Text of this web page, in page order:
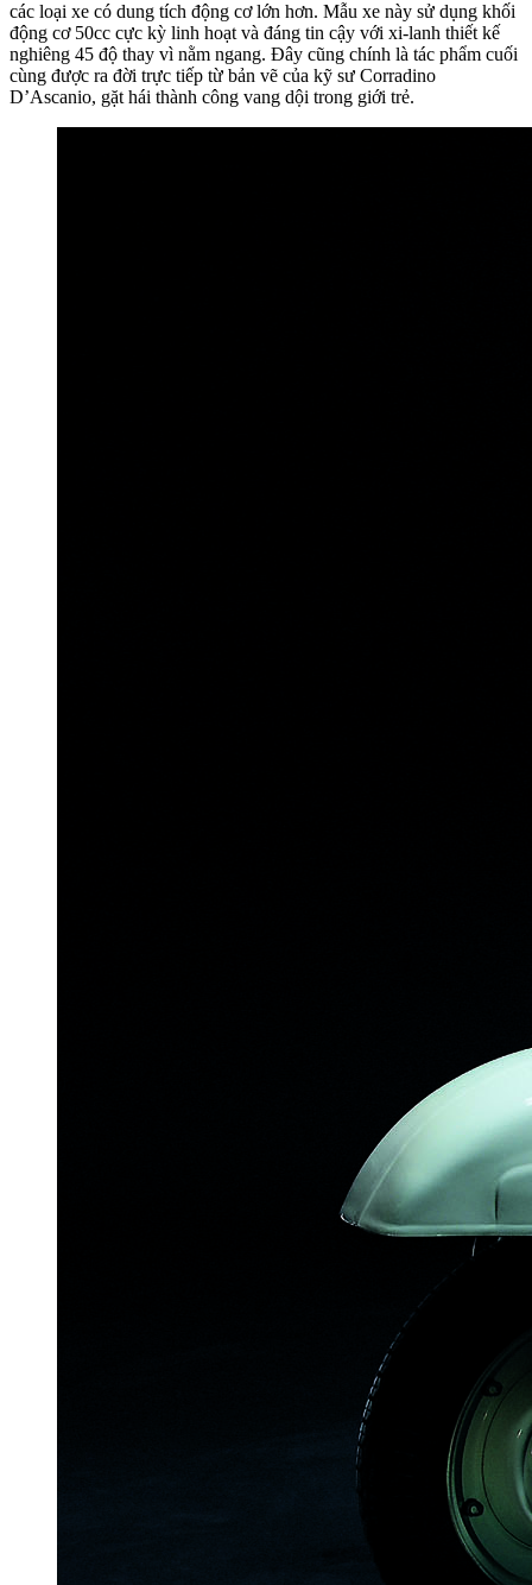
các loại xe có dung tích động cơ lớn hơn. Mẫu xe này sử dụng khối
động cơ 50cc cực kỳ linh hoạt và đáng tin cậy với xi-lanh thiết kế
nghiêng 45 độ thay vì nằm ngang. Đây cũng chính là tác phẩm cuối
cùng được ra đời trực tiếp từ bản vẽ của kỹ sư Corradino
D’Ascanio, gặt hái thành công vang dội trong giới trẻ.